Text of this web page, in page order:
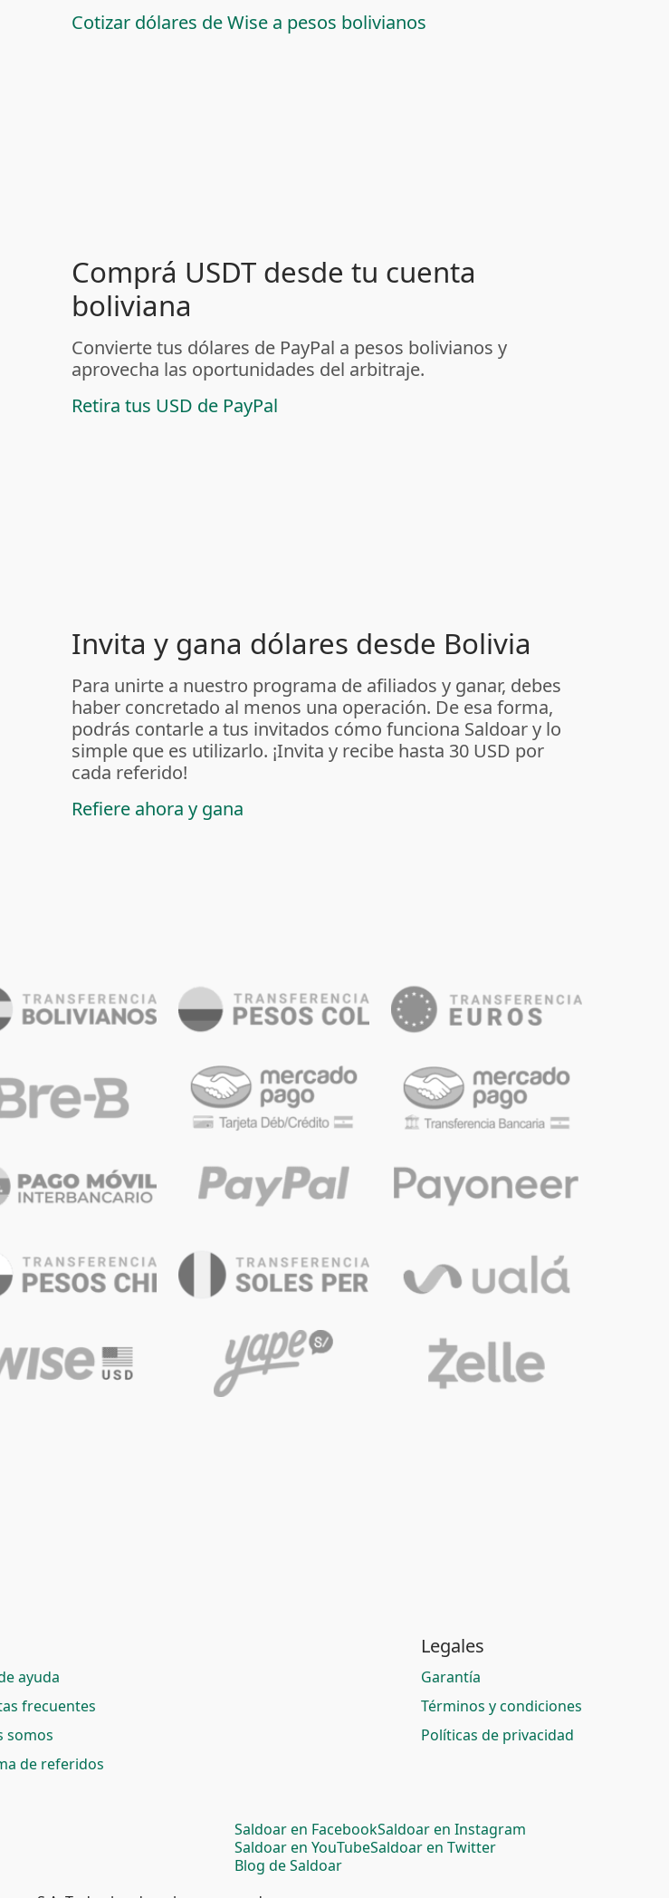
Cotizar dólares de Wise a pesos bolivianos
Comprá USDT desde tu cuenta
boliviana
Convierte tus dólares de PayPal a pesos bolivianos y
aprovecha las oportunidades del arbitraje.
Retira tus USD de PayPal
Invita y gana dólares desde Bolivia
Para unirte a nuestro programa de afiliados y ganar, debes
haber concretado al menos una operación. De esa forma,
podrás contarle a tus invitados cómo funciona Saldoar y lo
simple que es utilizarlo. ¡Invita y recibe hasta 30 USD por
cada referido!
Refiere ahora y gana
ayuda
frecuentes
somos
de referidos
Legales
Garantía
Términos y condiciones
Políticas de privacidad
Saldoar en FacebookSaldoar en Instagram
Saldoar en YouTubeSaldoar en Twitter
Blog de Saldoar